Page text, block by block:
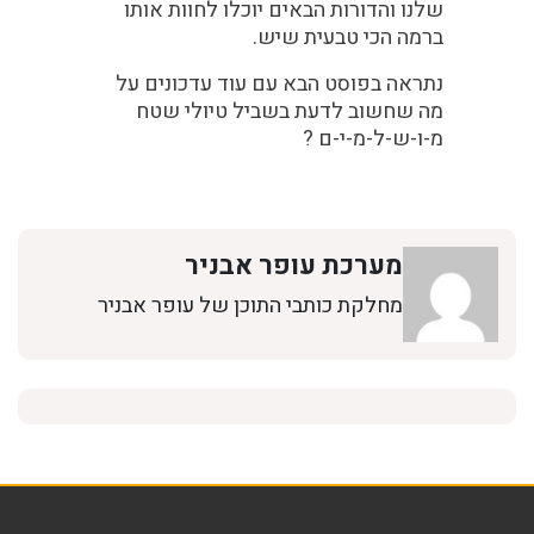
שלנו והדורות הבאים יוכלו לחוות אותו
ברמה הכי טבעית שיש.
נתראה בפוסט הבא עם עוד עדכונים על
מה שחשוב לדעת בשביל טיולי שטח
מ-ו-ש-ל-מ-י-ם ?
מערכת עופר אבניר
מחלקת כותבי התוכן של עופר אבניר